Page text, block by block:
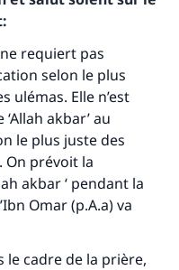
requiert pas
selon le plus
ulémas. Elle n’est
‘Allah akbar’au
le plus juste des
On prévoit la
akbar‘ pendant la
’Ibn Omar (p.A.a) va
le cadre de la prière,